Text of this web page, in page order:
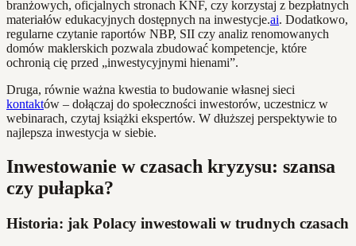
branżowych, oficjalnych stronach KNF, czy korzystaj z bezpłatnych
materiałów edukacyjnych dostępnych na inwestycje.ai. Dodatkowo,
regularne czytanie raportów NBP, SII czy analiz renomowanych
domów maklerskich pozwala zbudować kompetencje, które
ochronią cię przed „inwestycyjnymi hienami”.
Druga, równie ważna kwestia to budowanie własnej sieci
kontaktów – dołączaj do społeczności inwestorów, uczestnicz w
webinarach, czytaj książki ekspertów. W dłuższej perspektywie to
najlepsza inwestycja w siebie.
Inwestowanie w czasach kryzysu: szansa
czy pułapka?
Historia: jak Polacy inwestowali w trudnych czasach